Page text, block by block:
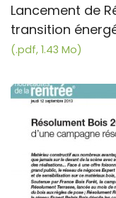
Lancement de
transition
(.pdf, 1.43 Mo)